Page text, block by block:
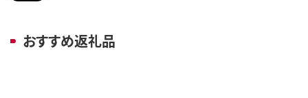
おすすめ返礼品